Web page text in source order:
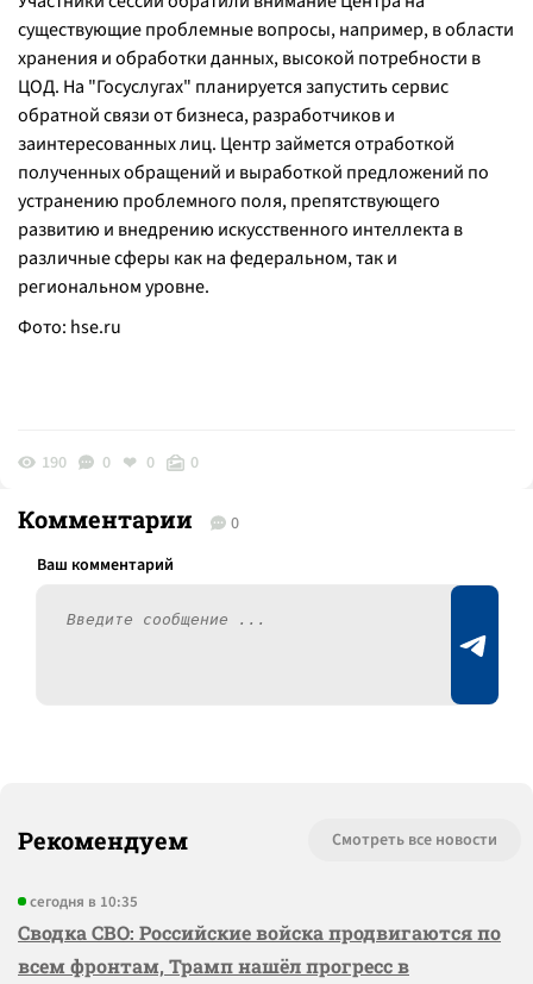
существующие проблемные вопросы, например, в области
хранения и обработки данных, высокой потребности в
ЦОД. На "Госуслугах" планируется запустить сервис
обратной связи от бизнеса, разработчиков и
заинтересованных лиц. Центр займется отработкой
полученных обращений и выработкой предложений по
устранению проблемного поля, препятствующего
развитию и внедрению искусственного интеллекта в
различные сферы как на федеральном, так и
региональном уровне.
Фото: hse.ru
190 0 0 0
Комментарии 0
Рекомендуем Смотреть все новости
сегодня в 10:35
Сводка СВО: Российские войска продвигаются по
всем фронтам, Трамп нашёл прогресс в